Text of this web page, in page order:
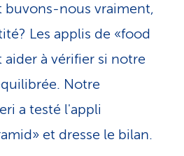
buvons-nous vraiment,
Les applis de «food
à vérifier si notre
Notre
a testé l'appli
et dresse le bilan.